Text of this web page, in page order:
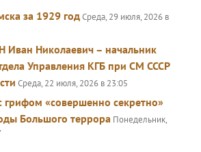
за 1929 годСреда, 29 июля, 2026 в
Иван Николаевич – начальник
Управления КГБ при СМ СССР
Среда, 22 июля, 2026 в 23:05
«совершенно секретно»
Большого террора Понедельник,